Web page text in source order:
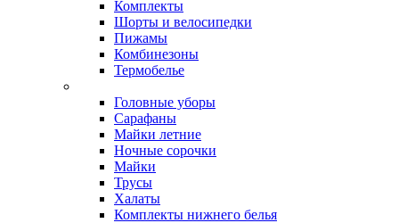
Комплекты
Шорты и велосипедки
Пижамы
Комбинезоны
Термобелье
Головные уборы
Сарафаны
Майки летние
Ночные сорочки
Майки
Трусы
Халаты
Комплекты нижнего белья